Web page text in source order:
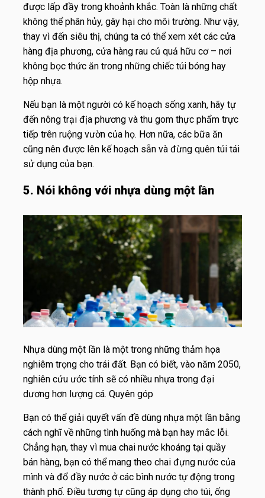
được lấp đầy trong khoảnh khắc. Toàn là những chất
không thể phân hủy, gây hại cho môi trường. Như vậy,
thay vì đến siêu thị, chúng ta có thể xem xét các cửa
hàng địa phương, cửa hàng rau củ quả hữu cơ – nơi
không bọc thức ăn trong những chiếc túi bóng hay
hộp nhựa.
Nếu bạn là một người có kế hoạch sống xanh, hãy tự
đến nông trại địa phương và thu gom thực phẩm trực
tiếp trên ruộng vườn của họ. Hơn nữa, các bữa ăn
cũng nên được lên kế hoạch sẵn và đừng quên túi tái
sử dụng của bạn.
5. Nói không với nhựa dùng một lần
Nhựa dùng một lần là một trong những thảm họa
nghiêm trọng cho trái đất. Bạn có biết, vào năm 2050,
nghiên cứu ước tính sẽ có nhiều nhựa trong đại
dương hơn lượng cá. Quyên góp
Bạn có thể giải quyết vấn đề dùng nhựa một lần bằng
cách nghĩ về những tình huống mà bạn hay mắc lỗi.
Chẳng hạn, thay vì mua chai nước khoáng tại quầy
bán hàng, bạn có thể mang theo chai đựng nước của
mình và đổ đầy nước ở các bình nước tự động trong
thành phố. Điều tương tự cũng áp dụng cho túi, ống